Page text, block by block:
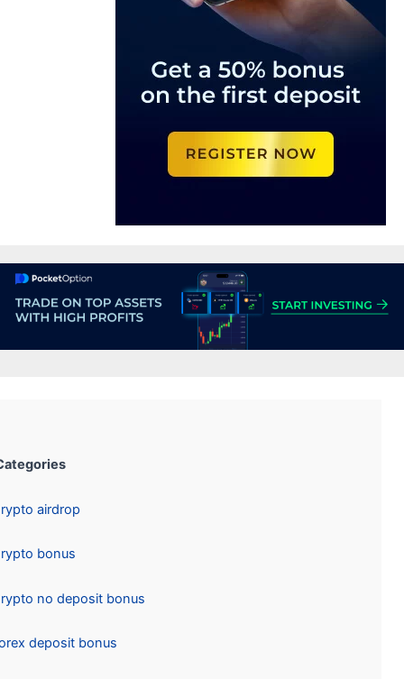
Categories:
Crypto airdrop
Crypto bonus
Crypto no deposit bonus
Forex deposit bonus